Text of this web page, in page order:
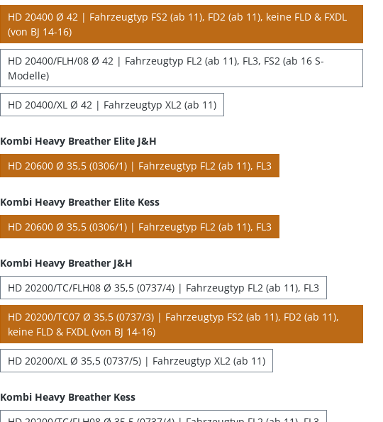
HD 20400 Ø 42 | Fahrzeugtyp FS2 (ab 11), FD2 (ab 11), keine FLD & FXDL
(von BJ 14-16)
HD 20400/FLH/08 Ø 42 | Fahrzeugtyp FL2 (ab 11), FL3, FS2 (ab 16 S-
Modelle)
HD 20400/XL Ø 42 | Fahrzeugtyp XL2 (ab 11)
Kombi Heavy Breather Elite J&H
HD 20600 Ø 35,5 (0306/1) | Fahrzeugtyp FL2 (ab 11), FL3
Kombi Heavy Breather Elite Kess
HD 20600 Ø 35,5 (0306/1) | Fahrzeugtyp FL2 (ab 11), FL3
Kombi Heavy Breather J&H
HD 20200/TC/FLH08 Ø 35,5 (0737/4) | Fahrzeugtyp FL2 (ab 11), FL3
HD 20200/TC07 Ø 35,5 (0737/3) | Fahrzeugtyp FS2 (ab 11), FD2 (ab 11),
keine FLD & FXDL (von BJ 14-16)
HD 20200/XL Ø 35,5 (0737/5) | Fahrzeugtyp XL2 (ab 11)
Kombi Heavy Breather Kess